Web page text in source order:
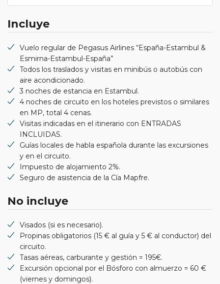
Incluye
Vuelo regular de Pegasus Airlines “España-Estambul &
Esmirna-Estambul-España”
Todos los traslados y visitas en minibús o autobús con
aire acondicionado.
3 noches de estancia en Estambul.
4 noches de circuito en los hoteles previstos o similares
en MP, total 4 cenas.
Visitas indicadas en el itinerario con ENTRADAS
INCLUIDAS.
Guías locales de habla española durante las excursiones
y en el circuito.
Impuesto de alojamiento 2%.
Seguro de asistencia de la Cía Mapfre.
No incluye
Visados (si es necesario).
Propinas obligatorios (15 € al guía y 5 € al conductor) del
circuito.
Tasas aéreas, carburante y gestión = 195€.
Excursión opcional por el Bósforo con almuerzo = 60 €
(viernes y domingos).